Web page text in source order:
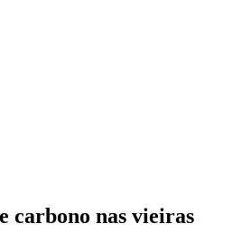
carbono nas vieiras